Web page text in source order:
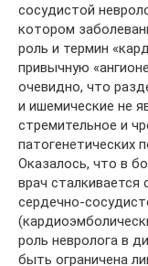
сосудистой
котором
роль и термин
привычную
очевидно, что
и ишемические не
стремительное и
патогенетических
Оказалось, что в
врач
сердечно-
роль невролога в
быть ограничена